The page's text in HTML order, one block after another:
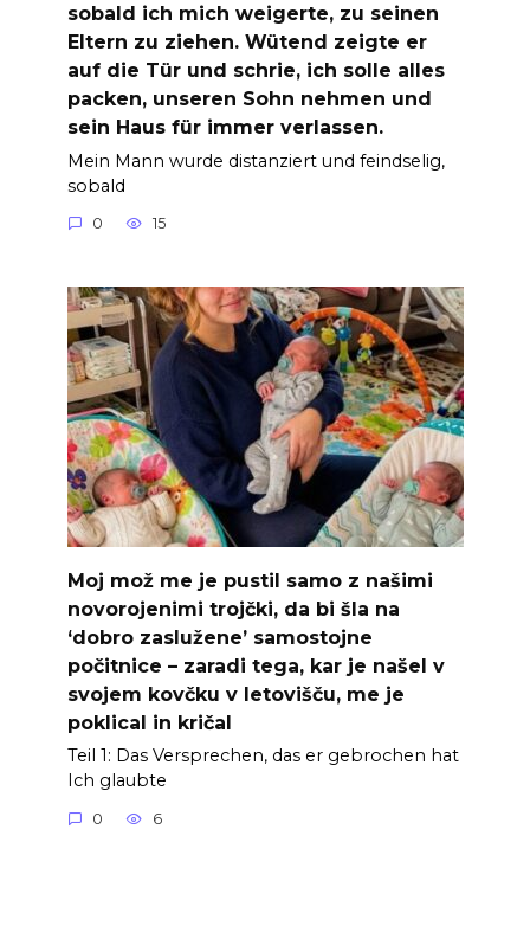
sobald ich mich weigerte, zu seinen
Eltern zu ziehen. Wütend zeigte er
auf die Tür und schrie, ich solle alles
packen, unseren Sohn nehmen und
sein Haus für immer verlassen.
Mein Mann wurde distanziert und feindselig,
sobald
0 15
Moj mož me je pustil samo z našimi
novorojenimi trojčki, da bi šla na
‘dobro zaslužene’ samostojne
počitnice – zaradi tega, kar je našel v
svojem kovčku v letovišču, me je
poklical in kričal
Teil 1: Das Versprechen, das er gebrochen hat
Ich glaubte
0 6